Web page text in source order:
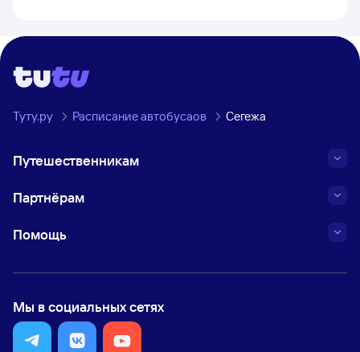
Туту.ру Расписание автобусаов Сегежа
Путешественникам
Партнёрам
Помощь
Мы в социальных сетях